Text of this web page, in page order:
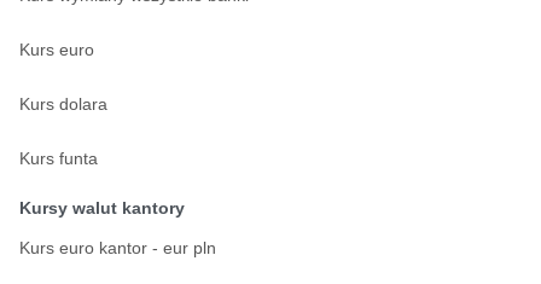
Kurs euro
Kurs dolara
Kurs funta
Kursy walut kantory
Kurs euro kantor - eur pln